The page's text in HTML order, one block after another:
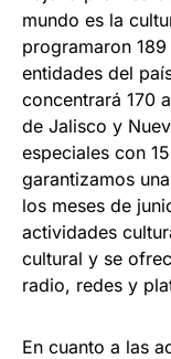
mundo es la
programaron
entidades del
concentrará 170
de Jalisco y
especiales con
garantizamos
los meses de
actividades
cultural y se
radio, redes y
En cuanto a las